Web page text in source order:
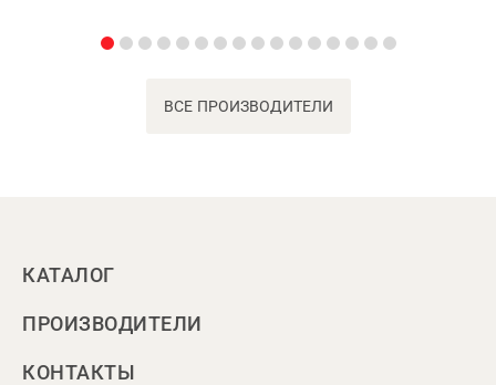
ВСЕ ПРОИЗВОДИТЕЛИ
КАТАЛОГ
ПРОИЗВОДИТЕЛИ
КОНТАКТЫ